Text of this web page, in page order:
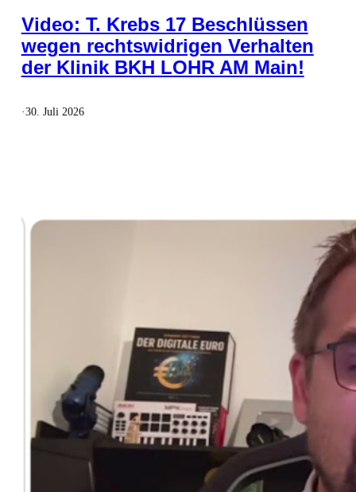
Video: T. Krebs 17 Beschlüssen
wegen rechtswidrigen Verhalten
der Klinik BKH LOHR AM Main!
·30. Juli 2026